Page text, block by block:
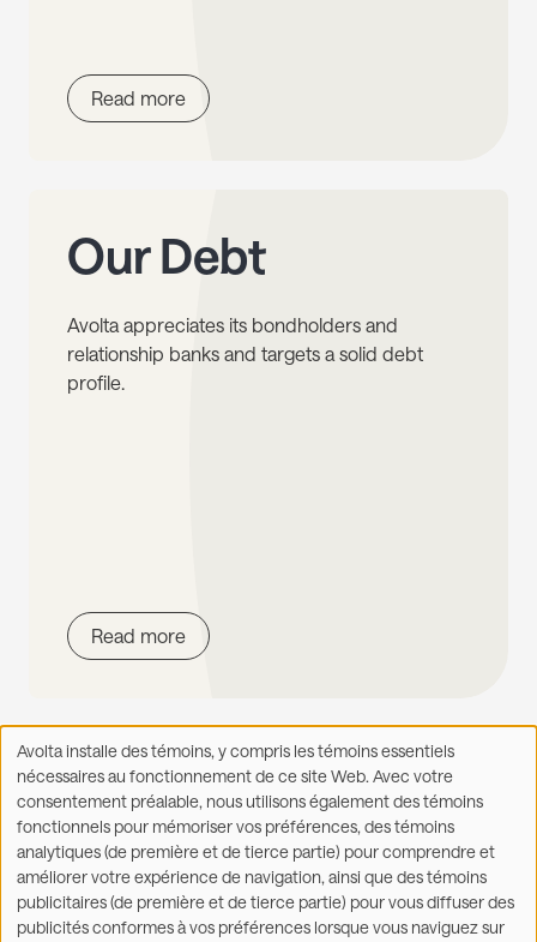
Read more
Our Debt
Avolta appreciates its bondholders and
relationship banks and targets a solid debt
profile.
Read more
Partager sur : Facebook
X LinkedInWhatsApp
Utilisation
des
données
personnelles
et
des
témoins
Avolta installe des témoins, y compris les témoins essentiels
nécessaires au fonctionnement de ce site Web. Avec votre
consentement préalable, nous utilisons également des témoins
fonctionnels pour mémoriser vos préférences, des témoins
analytiques (de première et de tierce partie) pour comprendre et
améliorer votre expérience de navigation, ainsi que des témoins
publicitaires (de première et de tierce partie) pour vous diffuser des
publicités conformes à vos préférences lorsque vous naviguez sur